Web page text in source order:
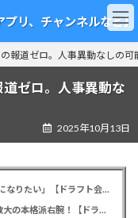
リ、チャンネルなど】
報道ゼロ。人事異動なしの可
道ゼロ。人事異動な
2025年10月13日
カープドラ6西川篤夢！「日本を代表する遊撃手になりたい」【ドラフト会議2025】
カープドラ5赤木晴哉！191cm最速153キロ！佛教大の本格派右腕！【ドラフト会議2025】